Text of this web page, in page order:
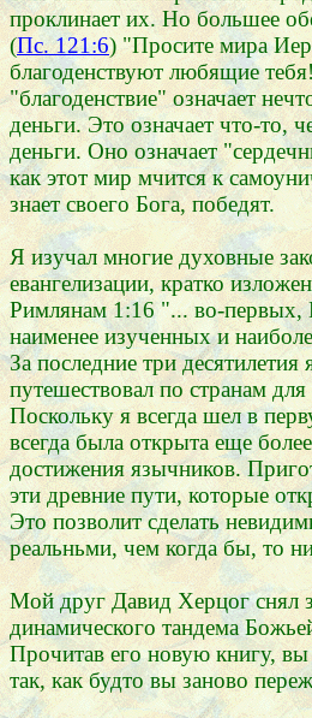
проклинает их. Но большее
(Пс. 121:6) "Просите мира
благоденствуют любящие
"благоденствие" означает
деньги. Это означает что-то,
деньги. Оно означает
как этот мир мчится к
знает своего Бога, победят.
Я изучал многие духовные
евангелизации, кратко
Римлянам 1:16 "... во-
наименее изученных и
За последние три десятилетия
путешествовал по странам для
Поскольку я всегда шел в
всегда была открыта еще
достижения язычников.
эти древние пути, которые
Это позволит сделать
реальньми, чем когда бы, то
Мой друг Давид Херцог снял
динамического тандема
Прочитав его новую книгу, вы
так, как будто вы заново